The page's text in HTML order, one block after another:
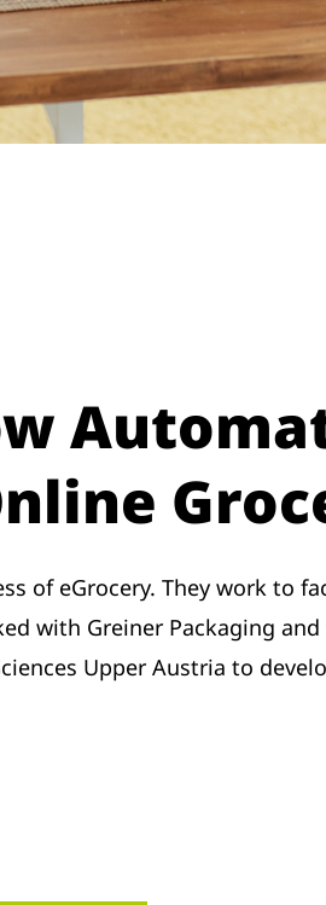
of eGrocery. They work to
with Greiner Packaging
Upper Austria to